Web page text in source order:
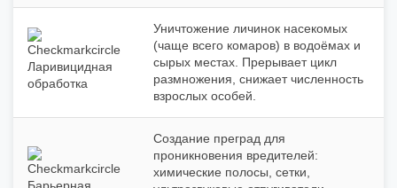
Ларивицидная
обработка
Уничтожение личинок насекомых
(чаще всего комаров) в водоёмах и
сырых местах. Прерывает цикл
размножения, снижает численность
взрослых особей.
Создание преград для
проникновения вредителей:
химические полосы, сетки,